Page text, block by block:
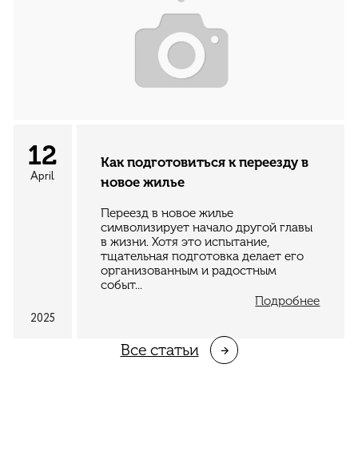
12
April
2025
Как подготовиться к переезду в
новое жилье
Переезд в новое жилье
символизирует начало другой главы
в жизни. Хотя это испытание,
тщательная подготовка делает его
организованным и радостным
событ...
Подробнее
Все cтатьи